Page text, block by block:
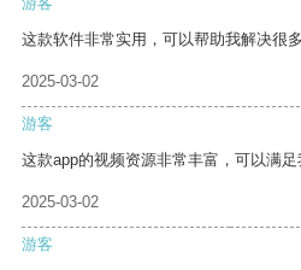
这款软件非常实用，可以帮助我解决很多
2025-03-02
游客
这款app的视频资源非常丰富，可以满足
2025-03-02
游客